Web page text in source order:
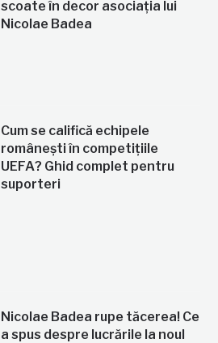
scoate în decor asociația lui
Nicolae Badea
Cum se califică echipele
românești în competițiile
UEFA? Ghid complet pentru
suporteri
Nicolae Badea rupe tăcerea! Ce
a spus despre lucrările la noul